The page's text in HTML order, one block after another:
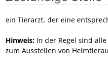
ein Tierarzt, der eine
Hinweis: In der Regel sind
zum Ausstellen von